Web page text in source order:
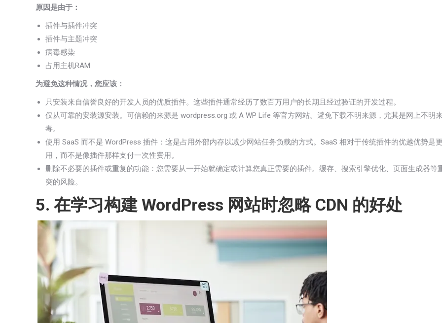
原因是由于：
插件与插件冲突
插件与主题冲突
病毒感染
占用主机RAM
为避免这种情况，您应该：
只安装来自信誉良好的开发人员的优质插件。这些插件通常经历了数百万用户的长期且经过验证的开发过程。
仅从可靠的安装源安装。可信赖的来源是 wordpress.org 或 A WP Life 等官方网站。避免下载不明来源，尤其是网上不明
毒。
使用 SaaS 而不是 WordPress 插件：这是占用外部内存以减少网站任务负载的方式。SaaS 相对于传统插件的优越优势
用，而不是像插件那样支付一次性费用。
删除不必要的插件或重复的功能：您需要从一开始就确定或计算您真正需要的插件。缓存、搜索引擎优化、页面生成器
突的风险。
5. 在学习构建 WordPress 网站时忽略 CDN 的好处